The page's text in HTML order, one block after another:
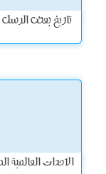
تاريخ بعض الرسل
الاحداث العالمية